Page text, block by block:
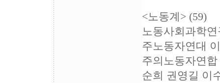
<노동계> (59)
노동사회과학
주노동자연대
주의노동자연
순희 권영길 이